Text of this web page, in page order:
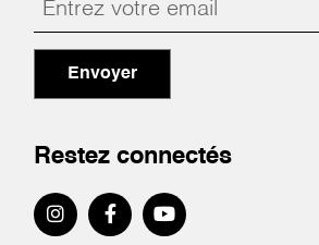
Envoyer
Restez connectés